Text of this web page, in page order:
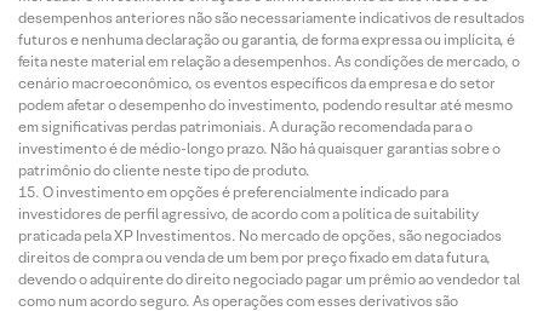
desempenhos anteriores não são necessariamente indicativos de resultados
futuros e nenhuma declaração ou garantia, de forma expressa ou implícita, é
feita neste material em relação a desempenhos. As condições de mercado, o
cenário macroeconômico, os eventos específicos da empresa e do setor
podem afetar o desempenho do investimento, podendo resultar até mesmo
em significativas perdas patrimoniais. A duração recomendada para o
investimento é de médio-longo prazo. Não há quaisquer garantias sobre o
patrimônio do cliente neste tipo de produto.
O investimento em opções é preferencialmente indicado para
investidores de perfil agressivo, de acordo com a política de suitability
praticada pela XP Investimentos. No mercado de opções, são negociados
direitos de compra ou venda de um bem por preço fixado em data futura,
devendo o adquirente do direito negociado pagar um prêmio ao vendedor tal
como num acordo seguro. As operações com esses derivativos são